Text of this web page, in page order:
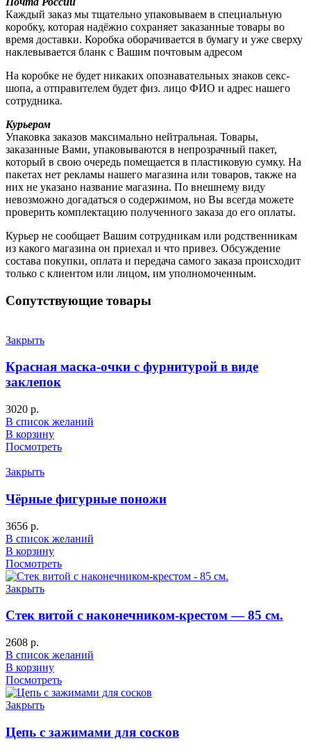
Каждый заказ мы тщательно упаковываем в специальную
коробку, которая надёжно сохраняет заказанные товары во
время доставки. Коробка оборачивается в бумагу и уже сверху
наклевывается бланк с Вашим почтовым адресом
На коробке не будет никаких опознавательных знаков секс-
шопа, а отправителем будет физ. лицо ФИО и адрес нашего
сотрудника.
Курьером
Упаковка заказов максимально нейтральная. Товары,
заказанные Вами, упаковываются в непрозрачный пакет,
который в свою очередь помещается в пластиковую сумку. На
пакетах нет рекламы нашего магазина или товаров, также на
них не указано название магазина. По внешнему виду
невозможно догадаться о содержимом, но Вы всегда можете
проверить комплектацию полученного заказа до его оплаты.
Курьер не сообщает Вашим сотрудникам или родственникам
из какого магазина он приехал и что привез. Обсуждение
состава покупки, оплата и передача самого заказа происходит
только с клиентом или лицом, им уполномоченным.
Сопутствующие товары
Закрыть
Красная маска-очки с фурнитурой в виде
заклепок
3020 р.
В список желаний
В корзину
Посмотреть
Закрыть
Чёрные фигурные поножи
3656 р.
В список желаний
В корзину
Посмотреть
Закрыть
Стек витой с наконечником-крестом — 85 см.
2608 р.
В список желаний
В корзину
Посмотреть
Закрыть
Цепь с зажимами для сосков